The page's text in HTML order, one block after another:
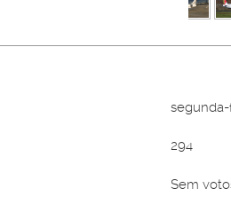
294
Sem